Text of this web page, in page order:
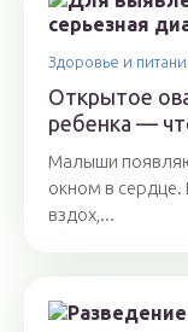
Здоровье и
Открытое
ребенка —
Малыши
окном в сердце.
вздох,...